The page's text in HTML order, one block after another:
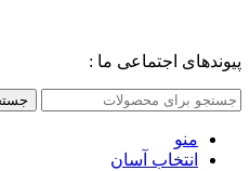
پیوندهای اجتماعی ما :
منو
انتخاب آسان